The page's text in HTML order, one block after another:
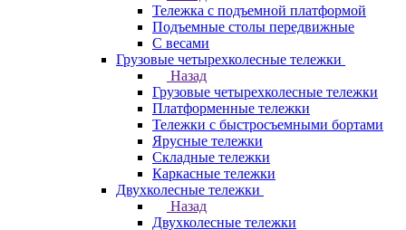
Тележка с подъемной платформой
Подъемные столы передвижные
С весами
Грузовые четырехколесные тележки
Назад
Грузовые четырехколесные тележки
Платформенные тележки
Тележки с быстросъемными бортами
Ярусные тележки
Складные тележки
Каркасные тележки
Двухколесные тележки
Назад
Двухколесные тележки